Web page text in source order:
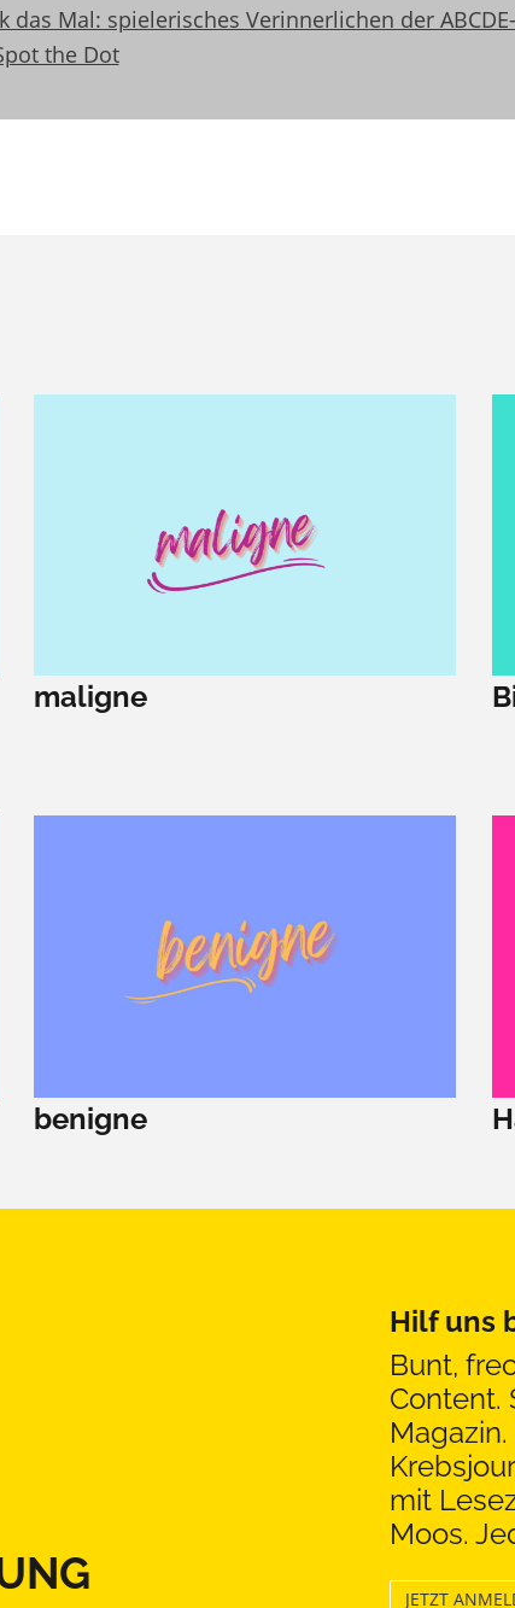
das Mal: spielerisches Verinnerlichen der
the Dot
maligne
benigne
Hilf uns
Bunt,
Content.
mit
Moos.
JETZT